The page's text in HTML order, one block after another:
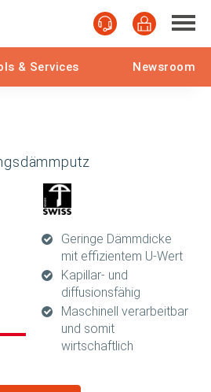
& Services Newsroom
Geringe Dämmdicke
mit effizientem U-Wert
Kapillar- und
diffusionsfähig
Maschinell verarbeitbar
und somit
wirtschaftlich